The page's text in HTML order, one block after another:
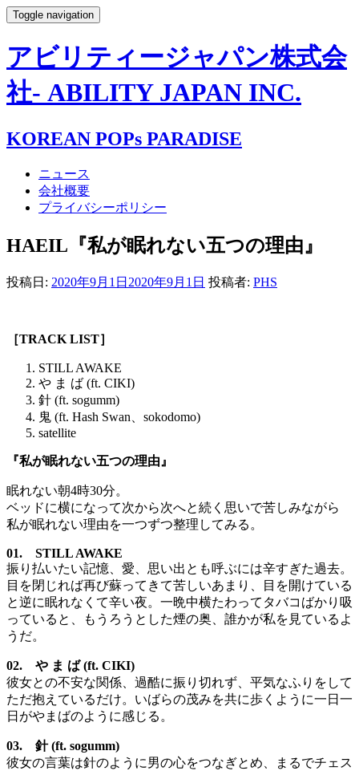
Toggle navigation
アビリティージャパン株式会
社- ABILITY JAPAN INC.
KOREAN POPs PARADISE
ニュース
会社概要
プライバシーポリシー
HAEIL『私が眠れない五つの理由』
投稿日: 2020年9月1日 2020年9月1日 投稿者: PHS
［TRACK LIST］
STILL AWAKE
や ま ば (ft. CIKI)
針 (ft. sogumm)
鬼 (ft. Hash Swan、sokodomo)
satellite
『私が眠れない五つの理由』
眠れない朝4時30分。
ベッドに横になって次から次へと続く思いで苦しみながら
私が眠れない理由を一つずつ整理してみる。
01. STILL AWAKE
振り払いたい記憶、愛、思い出とも呼ぶには辛すぎた過去。
目を閉じれば再び蘇ってきて苦しいあまり、目を開けている
と逆に眠れなくて辛い夜。一晩中横たわってタバコばかり吸
っていると、もうろうとした煙の奥、誰かが私を見ているよ
うだ。
02. や ま ば (ft. CIKI)
彼女との不安な関係、過酷に振り切れず、平気なふりをして
ただ抱えているだけ。いばらの茂みを共に歩くように一日一
日がやまばのように感じる。
03. 針 (ft. sogumm)
彼女の言葉は針のように男の心をつなぎとめ、まるでチェス